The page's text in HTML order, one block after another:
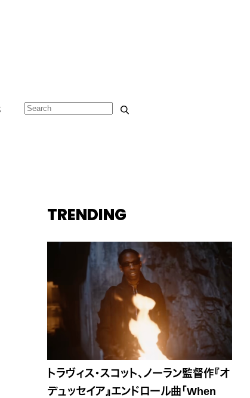
TRENDING
トラヴィス・スコット、ノーラン監督作『オ
デュッセイア』エンドロール曲「When